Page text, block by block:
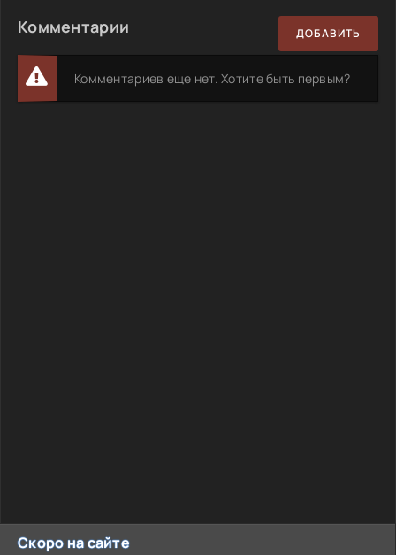
Скоро на сайте
Комментарии ДОБАВИТЬ
Комментариев еще нет. Хотите быть первым?